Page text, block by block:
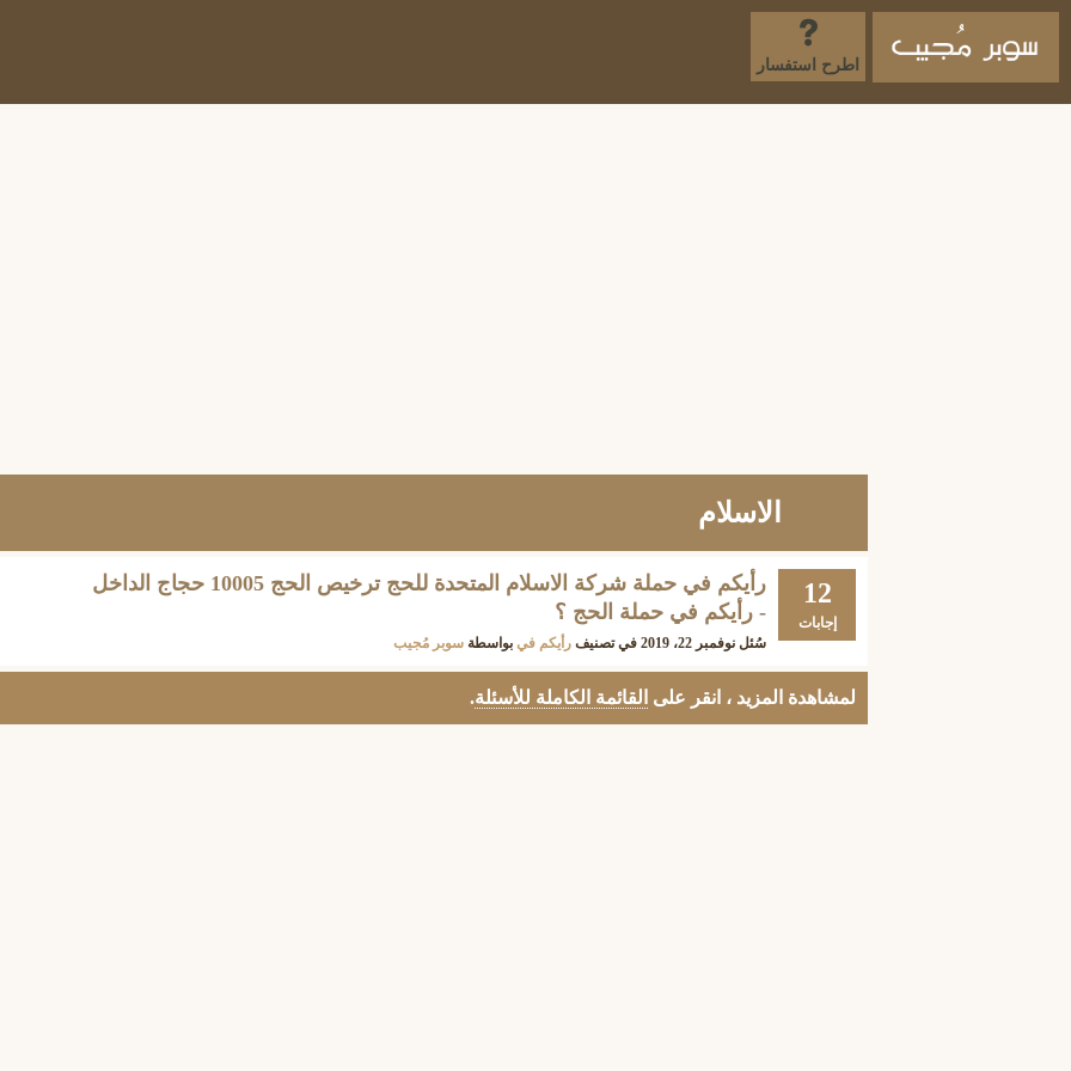
اطرح استفسار
الاسلام
12
إجابات
رأيكم في حملة شركة الاسلام المتحدة للحج ترخيص الحج 10005 حجاج الداخل
- رأيكم في حملة الحج ؟
سُئل نوفمبر 22، 2019 في تصنيف رأيكم في بواسطة سوبر مُجيب
لمشاهدة المزيد ، انقر على القائمة الكاملة للأسئلة.